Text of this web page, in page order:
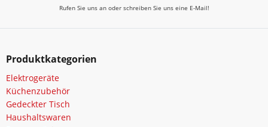
Rufen Sie uns an oder schreiben Sie uns eine E-Mail!
Produktkategorien
Elektrogeräte
Küchenzubehör
Gedeckter Tisch
Haushaltswaren